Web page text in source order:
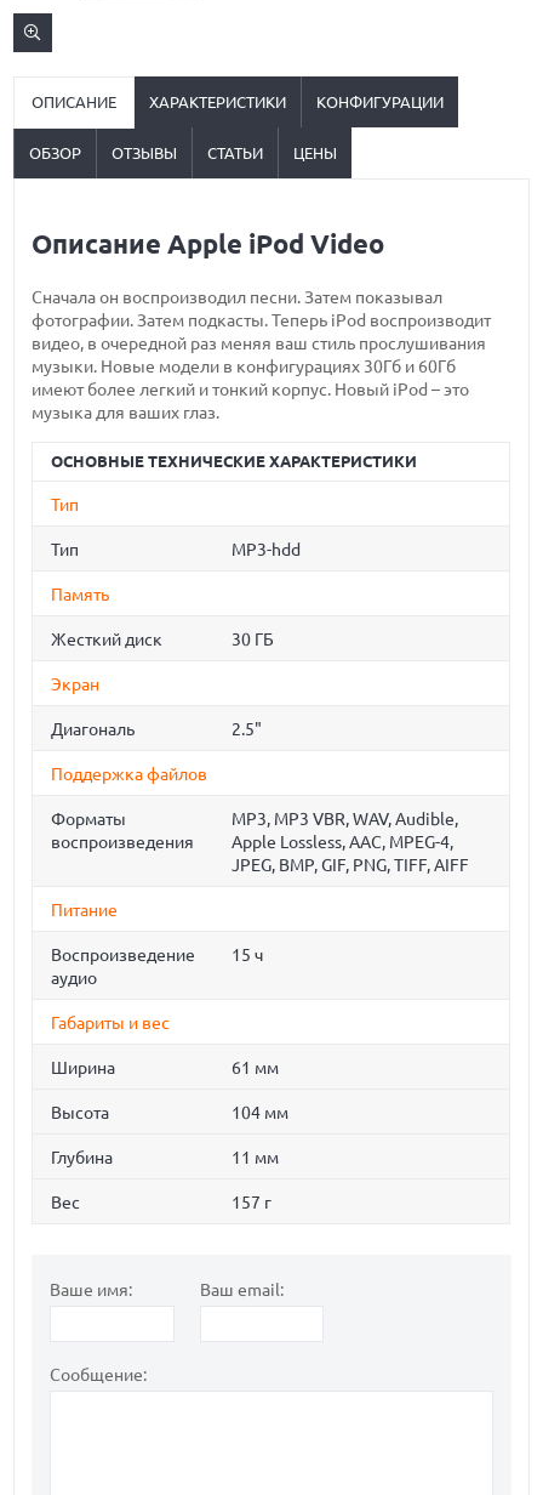
ОПИСАНИЕ ХАРАКТЕРИСТИКИ КОНФИГУРАЦИИ
ОБЗОР ОТЗЫВЫ СТАТЬИ ЦЕНЫ
Описание Apple iPod Video
Сначала он воспроизводил песни. Затем показывал
фотографии. Затем подкасты. Теперь iPod воспроизводит
видео, в очередной раз меняя ваш стиль прослушивания
музыки. Новые модели в конфигурациях 30Гб и 60Гб
имеют более легкий и тонкий корпус. Новый iPod – это
музыка для ваших глаз.
ОСНОВНЫЕ ТЕХНИЧЕСКИЕ ХАРАКТЕРИСТИКИ
Тип
Тип MP3-hdd
Память
Жесткий диск 30 ГБ
Экран
Диагональ 2.5"
Поддержка файлов
Форматы
воспроизведения
MP3, MP3 VBR, WAV, Audible,
Apple Lossless, AAC, MPEG-4,
JPEG, BMP, GIF, PNG, TIFF, AIFF
Питание
Воспроизведение
аудио
15 ч
Габариты и вес
Ширина 61 мм
Высота 104 мм
Глубина 11 мм
Вес 157 г
Ваше имя: Ваш email:
Сообщение: